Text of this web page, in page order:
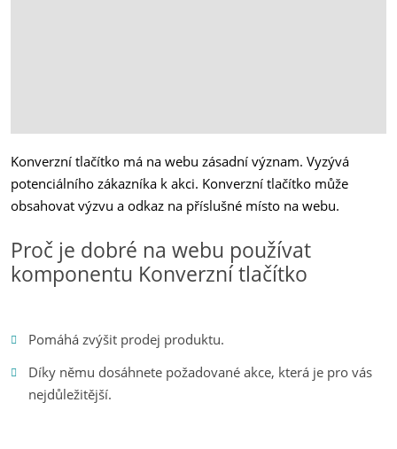
Konverzní tlačítko má na webu zásadní význam. Vyzývá
potenciálního zákazníka k akci. Konverzní tlačítko může
obsahovat výzvu a odkaz na příslušné místo na webu.
Proč je dobré na webu používat
komponentu Konverzní tlačítko
Pomáhá zvýšit prodej produktu.
Díky němu dosáhnete požadované akce, která je pro vás
nejdůležitější.